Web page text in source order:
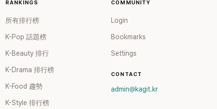
，再次
表作
出
，由
過後來
RANKINGS
所有排行榜
K-Pop 話題榜
K-Beauty 排行
K-Drama 排行榜
K-Food 趨勢
K-Style 排行榜
COMMUNITY
Login
Bookmarks
Settings
CONTACT
admin@kagit.kr